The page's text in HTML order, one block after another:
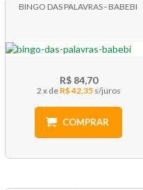
BINGO DAS PALAVRAS - BABEBI
R$ 84,70
2 x R$ 42,35
COMPRAR